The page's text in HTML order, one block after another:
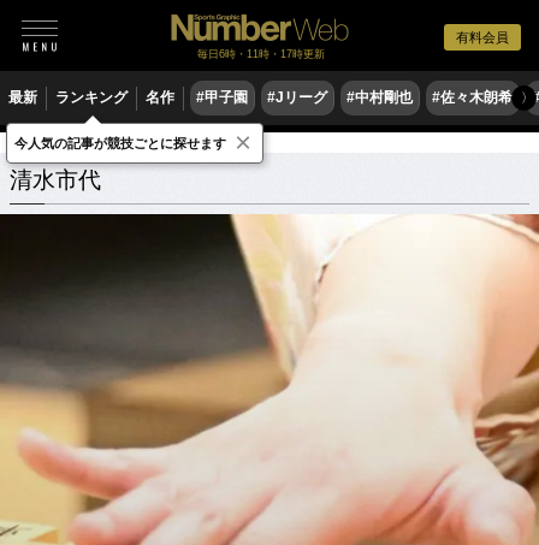
有料会員
毎日6時・11時・17時更新
最新 ランキング 名作 #甲子園 #Jリーグ #中村剛也 #佐々木朗希 〉
清水市代 関連記事
清水市代
今人気の記事が競技ごとに探せます ×